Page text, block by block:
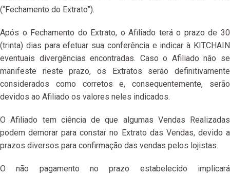
(“Fechamento do Extrato”).
Após o Fechamento do Extrato, o Afiliado terá o prazo de 30
(trinta) dias para efetuar sua conferência e indicar à KITCHAIN
eventuais divergências encontradas. Caso o Afiliado não se
manifeste neste prazo, os Extratos serão definitivamente
considerados como corretos e, consequentemente, serão
devidos ao Afiliado os valores neles indicados.
O Afiliado tem ciência de que algumas Vendas Realizadas
podem demorar para constar no Extrato das Vendas, devido a
prazos diversos para confirmação das vendas pelos lojistas.
O não pagamento no prazo estabelecido implicará